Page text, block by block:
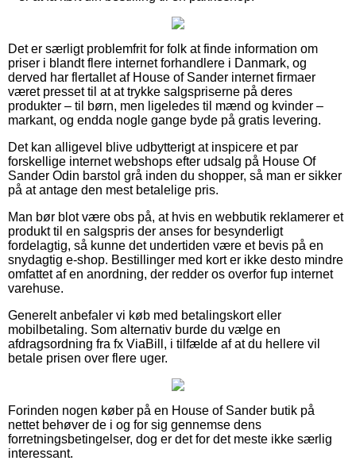
Det er særligt problemfrit for folk at finde information om
priser i blandt flere internet forhandlere i Danmark, og
derved har flertallet af House of Sander internet firmaer
været presset til at at trykke salgspriserne på deres
produkter – til børn, men ligeledes til mænd og kvinder –
markant, og endda nogle gange byde på gratis levering.
Det kan alligevel blive udbytterigt at inspicere et par
forskellige internet webshops efter udsalg på House Of
Sander Odin barstol grå inden du shopper, så man er sikker
på at antage den mest betalelige pris.
Man bør blot være obs på, at hvis en webbutik reklamerer et
produkt til en salgspris der anses for besynderligt
fordelagtig, så kunne det undertiden være et bevis på en
snydagtig e-shop. Bestillinger med kort er ikke desto mindre
omfattet af en anordning, der redder os overfor fup internet
varehuse.
Generelt anbefaler vi køb med betalingskort eller
mobilbetaling. Som alternativ burde du vælge en
afdragsordning fra fx ViaBill, i tilfælde af at du hellere vil
betale prisen over flere uger.
Forinden nogen køber på en House of Sander butik på
nettet behøver de i og for sig gennemse dens
forretningsbetingelser, dog er det for det meste ikke særlig
interessant.